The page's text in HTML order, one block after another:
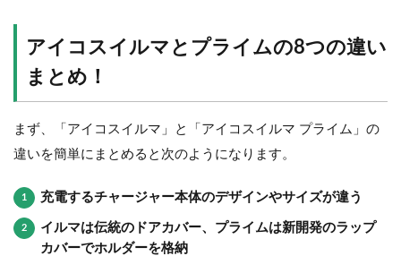
アイコスイルマとプライムの8つの違い
まとめ！
まず、「アイコスイルマ」と「アイコスイルマ プライム」の
違いを簡単にまとめると次のようになります。
充電するチャージャー本体のデザインやサイズが違う
イルマは伝統のドアカバー、プライムは新開発のラップ
カバーでホルダーを格納